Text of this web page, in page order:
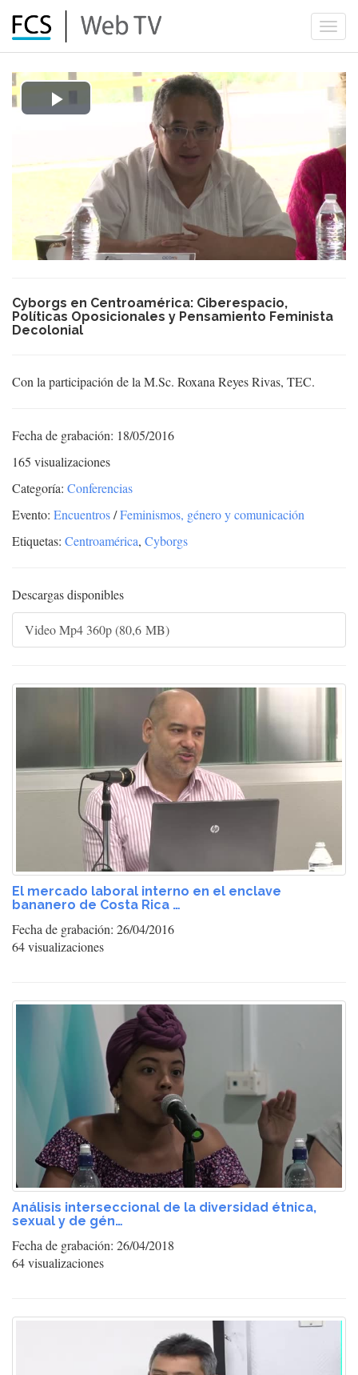
Play
Cyborgs en Centroamérica: Ciberespacio,
Políticas Oposicionales y Pensamiento Feminista
Decolonial
Con la participación de la M.Sc. Roxana Reyes Rivas, TEC.
Fecha de grabación: 18/05/2016
165 visualizaciones
Categoría: Conferencias
Evento: Encuentros/Feminismos, género y comunicación
Etiquetas: Centroamérica, Cyborgs
Descargas disponibles
Video Mp4 360p (80,6 MB)
El mercado laboral interno en el enclave
bananero de Costa Rica …
Fecha de grabación: 26/04/2016
64 visualizaciones
Análisis interseccional de la diversidad étnica,
sexual y de gén…
Fecha de grabación: 26/04/2018
64 visualizaciones